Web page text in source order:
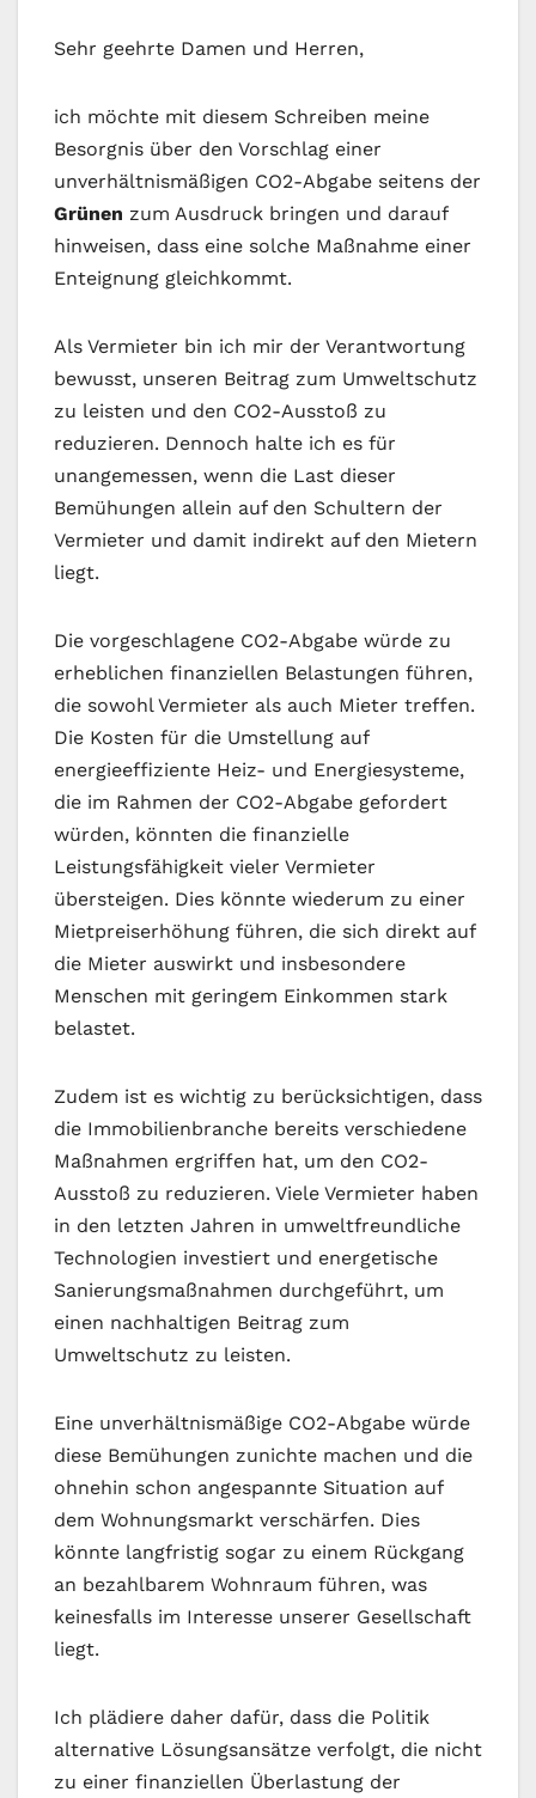
Sehr geehrte Damen und Herren,
ich möchte mit diesem Schreiben meine
Besorgnis über den Vorschlag einer
unverhältnismäßigen CO2-Abgabe seitens der
Grünen zum Ausdruck bringen und darauf
hinweisen, dass eine solche Maßnahme einer
Enteignung gleichkommt.
Als Vermieter bin ich mir der Verantwortung
bewusst, unseren Beitrag zum Umweltschutz
zu leisten und den CO2-Ausstoß zu
reduzieren. Dennoch halte ich es für
unangemessen, wenn die Last dieser
Bemühungen allein auf den Schultern der
Vermieter und damit indirekt auf den Mietern
liegt.
Die vorgeschlagene CO2-Abgabe würde zu
erheblichen finanziellen Belastungen führen,
die sowohl Vermieter als auch Mieter treffen.
Die Kosten für die Umstellung auf
energieeffiziente Heiz- und Energiesysteme,
die im Rahmen der CO2-Abgabe gefordert
würden, könnten die finanzielle
Leistungsfähigkeit vieler Vermieter
übersteigen. Dies könnte wiederum zu einer
Mietpreiserhöhung führen, die sich direkt auf
die Mieter auswirkt und insbesondere
Menschen mit geringem Einkommen stark
belastet.
Zudem ist es wichtig zu berücksichtigen, dass
die Immobilienbranche bereits verschiedene
Maßnahmen ergriffen hat, um den CO2-
Ausstoß zu reduzieren. Viele Vermieter haben
in den letzten Jahren in umweltfreundliche
Technologien investiert und energetische
Sanierungsmaßnahmen durchgeführt, um
einen nachhaltigen Beitrag zum
Umweltschutz zu leisten.
Eine unverhältnismäßige CO2-Abgabe würde
diese Bemühungen zunichte machen und die
ohnehin schon angespannte Situation auf
dem Wohnungsmarkt verschärfen. Dies
könnte langfristig sogar zu einem Rückgang
an bezahlbarem Wohnraum führen, was
keinesfalls im Interesse unserer Gesellschaft
liegt.
Ich plädiere daher dafür, dass die Politik
alternative Lösungsansätze verfolgt, die nicht
zu einer finanziellen Überlastung der